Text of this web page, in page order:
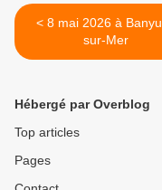
< 8 mai 2026 à Banyuls-
sur-Mer
Hébergé par Overblog
Top articles
Pages